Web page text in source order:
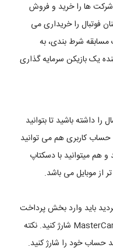
ها را خرید و فروش
فوتبال را خریداری می
شرط بندی، به
یک بازیکن سرمایه گذاری
استفاده از این پلتفرم حتما باید ۱۸ سال را داشته باشید تا بتوانید
حساب کاربری هم می توانید
و هم میتوانید با دسکتاپ
از موبایل می باشد.
باید وارد بخش پرداخت
شوید و حساب خود را از طریق Visa و MasterCard شارژ کنید. نکته
این است که حداقل باید ۱۰ پوند حساب خود را شارژ کنید.